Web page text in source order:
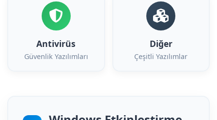
Antivirüs
Güvenlik Yazılımları
Diğer
Çeşitli Yazılımlar